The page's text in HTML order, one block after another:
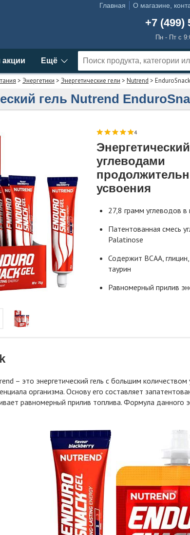
Главная О магазине,
+7 (499)
Пн - Пт с
акции Ещё
> Энергетики > Энергетические гели > Nutrend >
гель Nutrend
4
углеводами
усвоения
27,8 грамм углеводов в
Патентованная смесь
Palatinose
Содержит BCAA,
таурин
Равномерный прилив
– это энергетический гель с большим
организма. Основу его составляет
равномерный прилив топлива. Формула данного